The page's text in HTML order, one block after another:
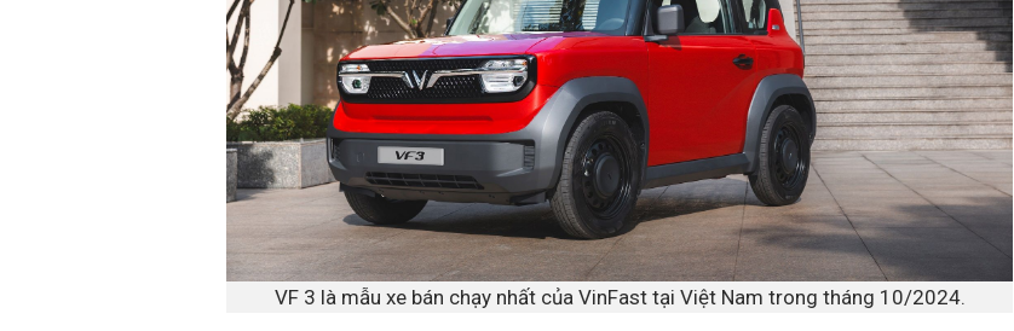
VF 3 là mẫu xe bán chạy nhất của VinFast tại Việt Nam trong tháng 10/2024.